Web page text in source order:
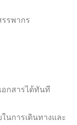
รพากร
กสารได้ทันที
นการเดินทางและ